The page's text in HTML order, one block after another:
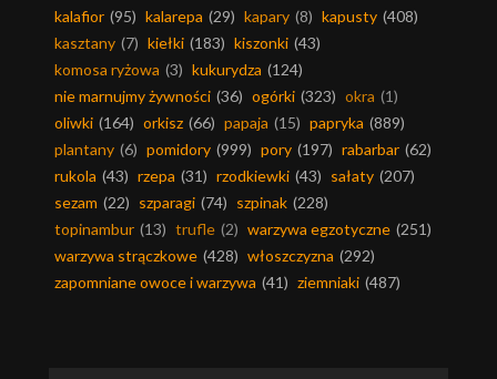
kalafior (95) kalarepa (29) kapary (8) kapusty (408)
kasztany (7) kiełki (183) kiszonki (43)
komosa ryżowa (3) kukurydza (124)
nie marnujmy żywności (36) ogórki (323) okra (1)
oliwki (164) orkisz (66) papaja (15) papryka (889)
plantany (6) pomidory (999) pory (197) rabarbar (62)
rukola (43) rzepa (31) rzodkiewki (43) sałaty (207)
sezam (22) szparagi (74) szpinak (228)
topinambur (13) trufle (2) warzywa egzotyczne (251)
warzywa strączkowe (428) włoszczyzna (292)
zapomniane owoce i warzywa (41) ziemniaki (487)